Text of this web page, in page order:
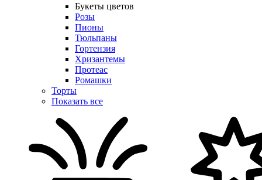
Букеты цветов
Розы
Пионы
Тюльпаны
Гортензия
Хризантемы
Протеас
Ромашки
Торты
Показать все